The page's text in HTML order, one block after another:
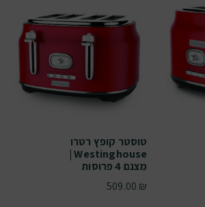
טוסטר קופץ רטרו
Westinghouse |
מצנם 4 פרוסות
509.00 ₪